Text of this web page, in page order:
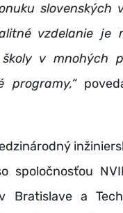
slovenských
vzdelanie je
v mnohých
programy,“
spoločnosťou
Bratislave a